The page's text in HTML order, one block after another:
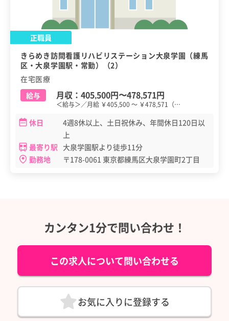
正職員
きらめき訪問看護リハビリステーション大泉学園（練馬
区・大泉学園駅・常勤）（2）
在宅医療
給与
月収： 405,500円〜478,571円
＜給与＞／月給 ￥405,500 ～ ￥478,571（…
休日
4週8休以上、土日祝休み、年間休日120日以
上
最寄り駅 大泉学園駅より徒歩11分
勤務地
〒178-0061 東京都練馬区大泉学園町2丁目
カンタン1分で問い合わせ！
この求人について問い合わせる
お気に入りに登録する